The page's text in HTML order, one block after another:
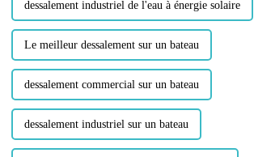
dessalement industriel de l'eau à énergie solaire
Le meilleur dessalement sur un bateau
dessalement commercial sur un bateau
dessalement industriel sur un bateau